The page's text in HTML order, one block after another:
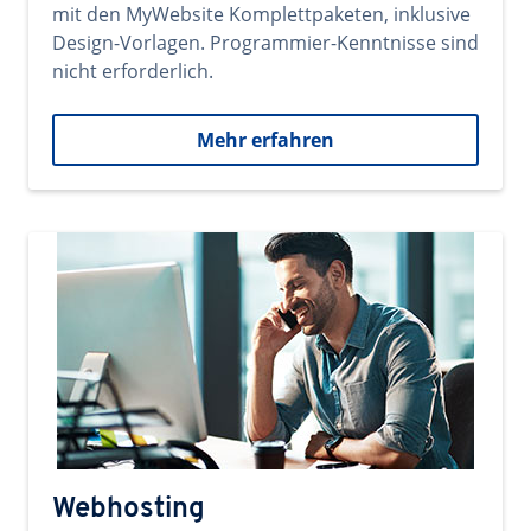
mit den MyWebsite Komplettpaketen, inklusive
Design-Vorlagen. Programmier-Kenntnisse sind
nicht erforderlich.
Mehr erfahren
Webhosting